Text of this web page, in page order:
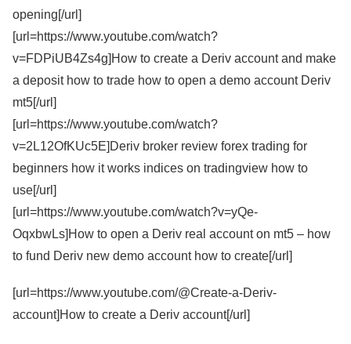
opening[/url]
[url=https://www.youtube.com/watch?
v=FDPiUB4Zs4g]How to create a Deriv account and make
a deposit how to trade how to open a demo account Deriv
mt5[/url]
[url=https://www.youtube.com/watch?
v=2L12OfKUc5E]Deriv broker review forex trading for
beginners how it works indices on tradingview how to
use[/url]
[url=https://www.youtube.com/watch?v=yQe-
OqxbwLs]How to open a Deriv real account on mt5 – how
to fund Deriv new demo account how to create[/url]
[url=https://www.youtube.com/@Create-a-Deriv-
account]How to create a Deriv account[/url]